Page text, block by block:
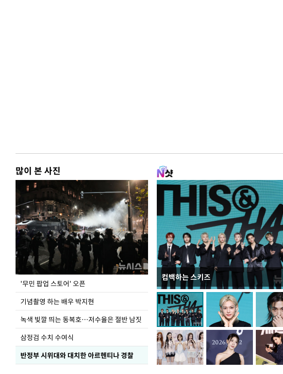
많이 본 사진
'무민 팝업 스토어' 오픈
기념촬영 하는 배우 박지현
녹색 빛깔 띄는 동복호…저수율은 절반 남짓
삼정검 수치 수여식
반정부 시위대와 대치한 아르헨티나 경찰
컴백하는 스키즈
지석천 뒤덮은 개구리밥